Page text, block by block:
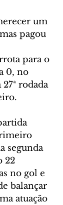
um
pagou
para o
0, no
rodada
segunda
22
no gol e
balançar
atuação